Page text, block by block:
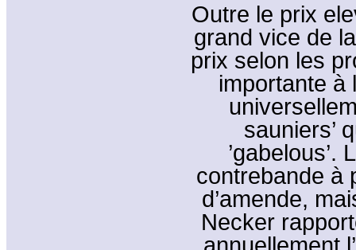
Outre le prix
grand vice de
prix selon les
importante à
sauniers’
contrebande à
d’amende,
Necker